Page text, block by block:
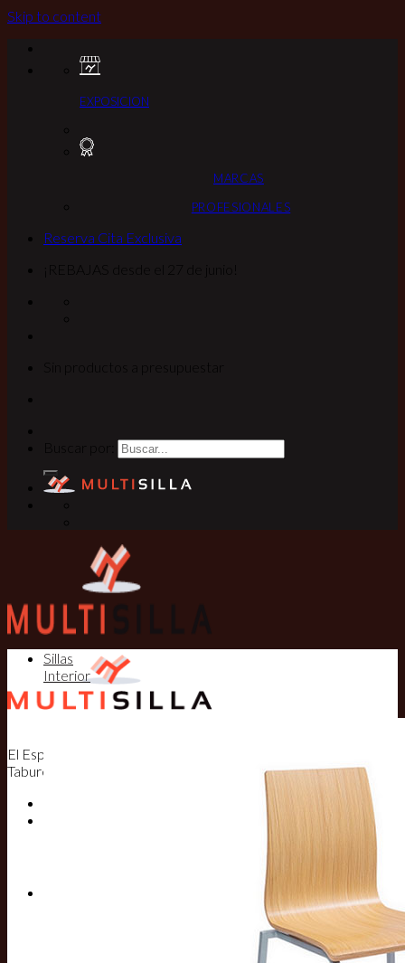
Skip to content
EXPOSICION
MARCAS
PROFESIONALES
Reserva Cita Exclusiva
El Especialista en Sillas, Mesas y
Taburetes
Sillas
Interior